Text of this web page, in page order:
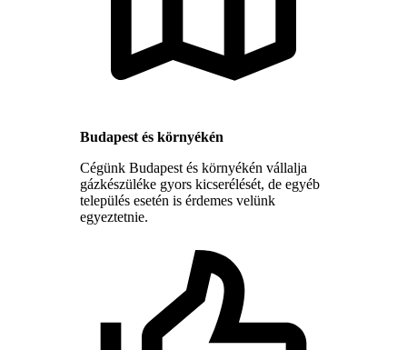
Budapest és környékén
Cégünk Budapest és környékén vállalja
gázkészüléke gyors kicserélését, de egyéb
település esetén is érdemes velünk
egyeztetnie.